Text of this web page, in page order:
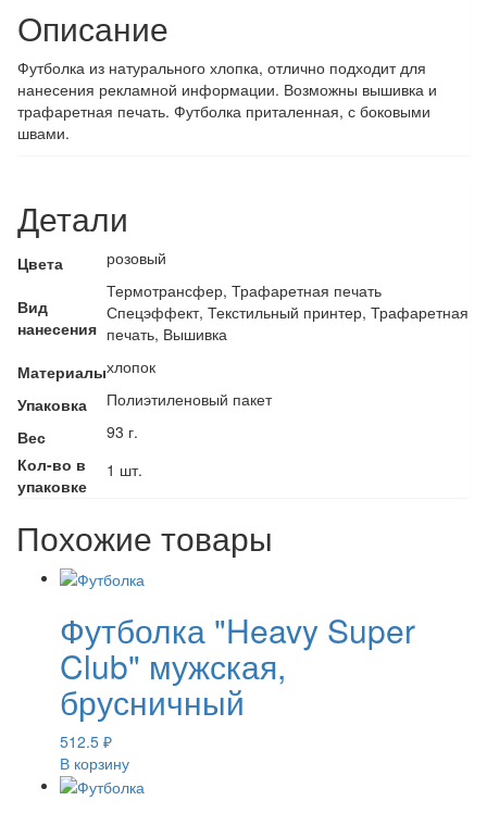
Описание
Футболка из натурального хлопка, отлично подходит для
нанесения рекламной информации. Возможны вышивка и
трафаретная печать. Футболка приталенная, с боковыми
швами.
Детали
Цвета розовый
Вид
нанесения
Термотрансфер, Трафаретная печать
Спецэффект, Текстильный принтер, Трафаретная
печать, Вышивка
Материалыхлопок
Упаковка
Полиэтиленовый пакет
Вес
93 г.
Кол-во в
упаковке
1 шт.
Похожие товары
Футболка "Heavy Super
Club" мужская,
брусничный
512.5 ₽
В корзину